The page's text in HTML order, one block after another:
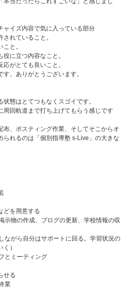
イズ内容で気に入っている部分
れていること。
と。
に立つ内容なこと。
がとても良いこと。
。ありがとうございます。
態はとてつもなくスゴイです。
周回軌道まで打ち上げてもらう感じです
布、ポスティング作業、そしてそこからオ
られるのは「個別指導塾 s-Live」の大きな
を用意する
物の作成、ブログの更新、学校情報の収
がら自分はサポートに回る。学習状況の
）
ミーティング
る
業